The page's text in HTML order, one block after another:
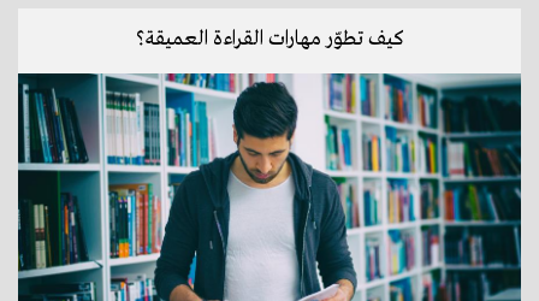
مُحمَّد الشّارِخ وأوَّل حَاسوبٍ بالُّلغة العَربيّة
Al-Sharikh et le premier ordinateur en langue arabe